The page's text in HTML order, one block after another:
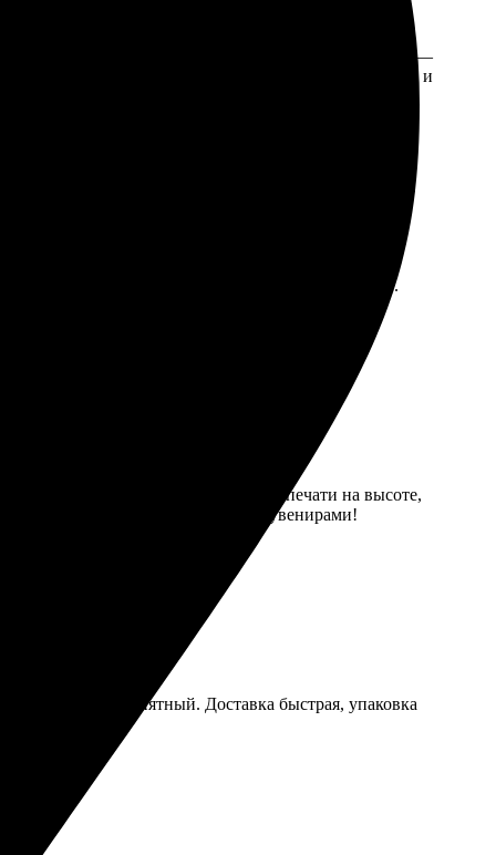
за несколько минут, выбрал шаблон, загрузил фото —
цвета яркие и насыщенные. Коврики выглядят круто и
без проблем, ждал всего несколько дней.
поработать с дизайном. Качество печати на высоте,
Обязательно загляну еще за сувенирами!
простой и понятный. Доставка быстрая, упаковка
всем!